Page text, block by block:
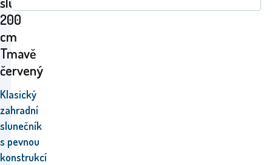
200
cm
Tmavě
červený
Klasický
zahradní
slunečník
s pevnou
konstrukcí